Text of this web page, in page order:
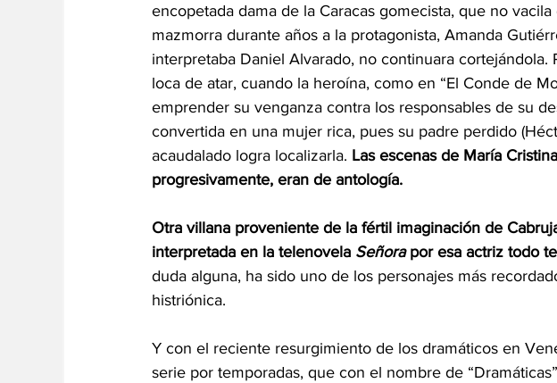
encopetada dama de la Caracas gomecista, que no
mazmorra durante años a la protagonista, Amanda
interpretaba Daniel Alvarado, no continuara
loca de atar, cuando la heroína, como en “El Conde de
emprender su venganza contra los responsables de su
convertida en una mujer rica, pues su padre perdido
acaudalado logra localizarla. Las escenas de María
progresivamente, eran de antología.
Otra villana proveniente de la fértil imaginación de
interpretada en la telenovela Señora por esa actriz todo
duda alguna, ha sido uno de los personajes más
histriónica.
Y con el reciente resurgimiento de los dramáticos en
serie por temporadas, que con el nombre de